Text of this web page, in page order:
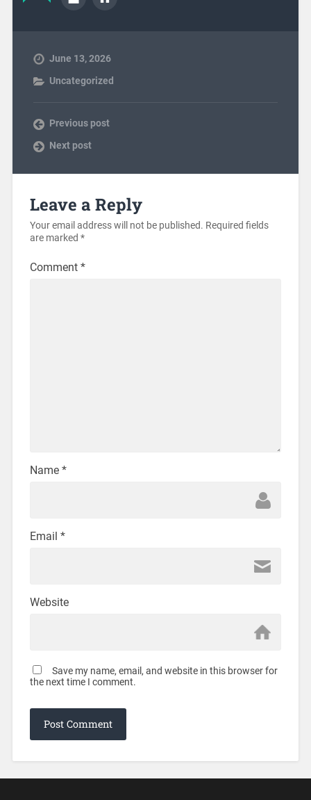
June 13, 2026
Uncategorized
Previous post
Next post
Leave a Reply
Your email address will not be published. Required fields
are marked *
Comment *
Name *
Email *
Website
Save my name, email, and website in this browser for
the next time I comment.